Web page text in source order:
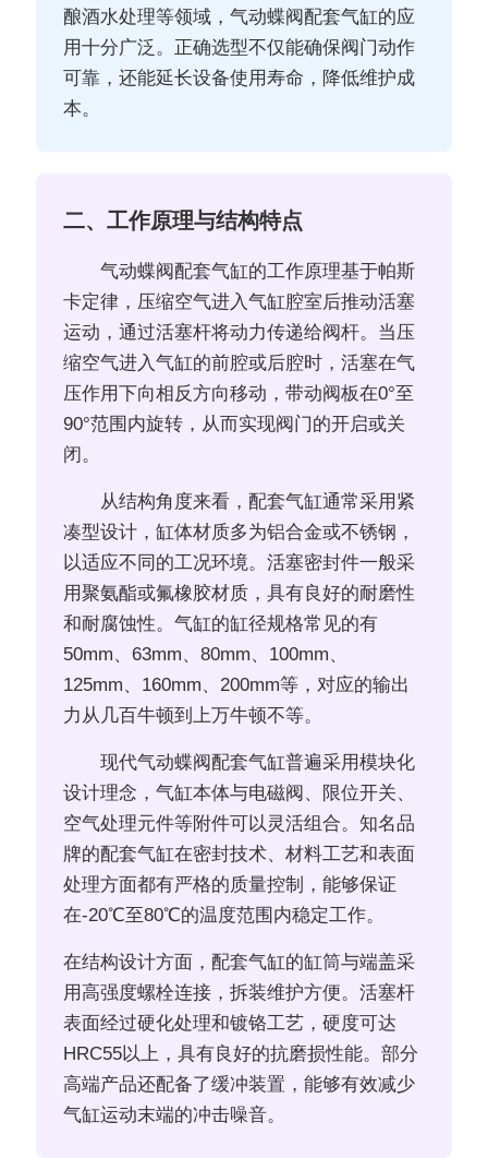
酿酒水处理等领域，气动蝶阀配套气缸的应
用十分广泛。正确选型不仅能确保阀门动作
可靠，还能延长设备使用寿命，降低维护成
本。
二、工作原理与结构特点
气动蝶阀配套气缸的工作原理基于帕斯
卡定律，压缩空气进入气缸腔室后推动活塞
运动，通过活塞杆将动力传递给阀杆。当压
缩空气进入气缸的前腔或后腔时，活塞在气
压作用下向相反方向移动，带动阀板在0°至
90°范围内旋转，从而实现阀门的开启或关
闭。
从结构角度来看，配套气缸通常采用紧
凑型设计，缸体材质多为铝合金或不锈钢，
以适应不同的工况环境。活塞密封件一般采
用聚氨酯或氟橡胶材质，具有良好的耐磨性
和耐腐蚀性。气缸的缸径规格常见的有
50mm、63mm、80mm、100mm、
125mm、160mm、200mm等，对应的输出
力从几百牛顿到上万牛顿不等。
现代气动蝶阀配套气缸普遍采用模块化
设计理念，气缸本体与电磁阀、限位开关、
空气处理元件等附件可以灵活组合。知名品
牌的配套气缸在密封技术、材料工艺和表面
处理方面都有严格的质量控制，能够保证
在-20℃至80℃的温度范围内稳定工作。
在结构设计方面，配套气缸的缸筒与端盖采
用高强度螺栓连接，拆装维护方便。活塞杆
表面经过硬化处理和镀铬工艺，硬度可达
HRC55以上，具有良好的抗磨损性能。部分
高端产品还配备了缓冲装置，能够有效减少
气缸运动末端的冲击噪音。